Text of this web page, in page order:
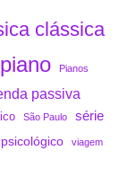
clássica
piano Pianos
passiva
São Paulo série
viagem